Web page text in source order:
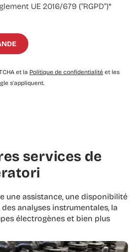
UE 2016/679 ("RGPD")*
et la Politique de confidentialité et les
s'appliquent.
services de
une assistance, une disponibilité
analyses instrumentales, la
électrogènes et bien plus